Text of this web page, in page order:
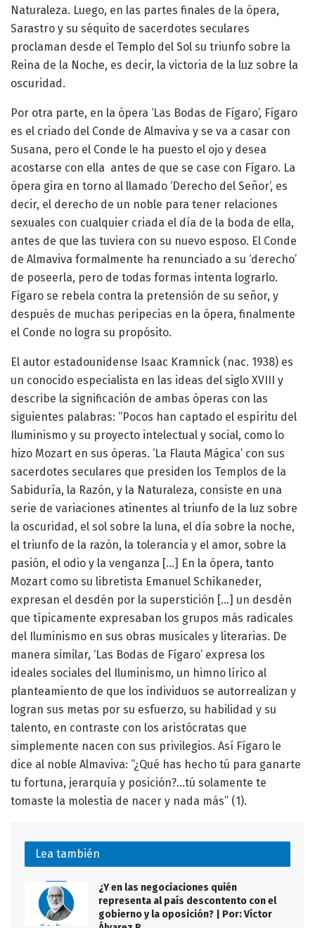
Naturaleza. Luego, en las partes finales de la ópera,
Sarastro y su séquito de sacerdotes seculares
proclaman desde el Templo del Sol su triunfo sobre la
Reina de la Noche, es decir, la victoria de la luz sobre la
oscuridad.
Por otra parte, en la ópera ‘Las Bodas de Fígaro’, Fígaro
es el criado del Conde de Almaviva y se va a casar con
Susana, pero el Conde le ha puesto el ojo y desea
acostarse con ella antes de que se case con Fígaro. La
ópera gira en torno al llamado ‘Derecho del Señor’, es
decir, el derecho de un noble para tener relaciones
sexuales con cualquier criada el día de la boda de ella,
antes de que las tuviera con su nuevo esposo. El Conde
de Almaviva formalmente ha renunciado a su ‘derecho’
de poseerla, pero de todas formas intenta lograrlo.
Fígaro se rebela contra la pretensión de su señor, y
después de muchas peripecias en la ópera, finalmente
el Conde no logra su propósito.
El autor estadounidense Isaac Kramnick (nac. 1938) es
un conocido especialista en las ideas del siglo XVIII y
describe la significación de ambas óperas con las
siguientes palabras: “Pocos han captado el espíritu del
Iluminismo y su proyecto intelectual y social, como lo
hizo Mozart en sus óperas. ‘La Flauta Mágica’ con sus
sacerdotes seculares que presiden los Templos de la
Sabiduría, la Razón, y la Naturaleza, consiste en una
serie de variaciones atinentes al triunfo de la luz sobre
la oscuridad, el sol sobre la luna, el día sobre la noche,
el triunfo de la razón, la tolerancia y el amor, sobre la
pasión, el odio y la venganza […] En la ópera, tanto
Mozart como su libretista Emanuel Schikaneder,
expresan el desdén por la superstición […] un desdén
que típicamente expresaban los grupos más radicales
del Iluminismo en sus obras musicales y literarias. De
manera similar, ‘Las Bodas de Fígaro’ expresa los
ideales sociales del Iluminismo, un himno lírico al
planteamiento de que los individuos se autorrealizan y
logran sus metas por su esfuerzo, su habilidad y su
talento, en contraste con los aristócratas que
simplemente nacen con sus privilegios. Así Fígaro le
dice al noble Almaviva: “¿Qué has hecho tú para ganarte
tu fortuna, jerarquía y posición?…tú solamente te
tomaste la molestia de nacer y nada más” (1).
Lea también
¿Y en las negociaciones quién
representa al país descontento con el
gobierno y la oposición? | Por: Víctor